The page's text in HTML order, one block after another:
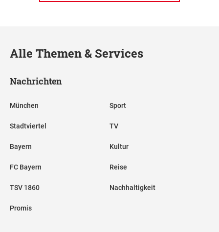
Alle Themen & Services
Nachrichten
München
Stadtviertel
Bayern
FC Bayern
TSV 1860
Promis
Sport
TV
Kultur
Reise
Nachhaltigkeit